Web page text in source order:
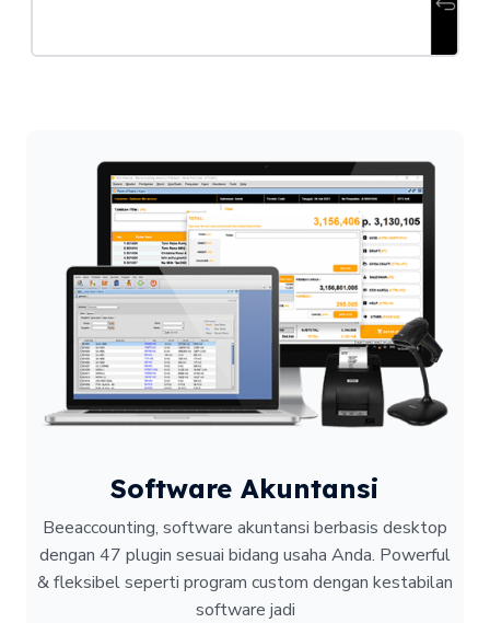
Software Akuntansi
Beeaccounting, software akuntansi berbasis desktop
dengan 47 plugin sesuai bidang usaha Anda. Powerful
& fleksibel seperti program custom dengan kestabilan
software jadi